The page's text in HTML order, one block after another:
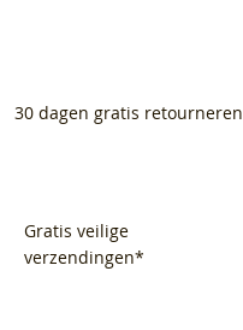
30 dagen gratis retourneren
Gratis veilige
verzendingen*